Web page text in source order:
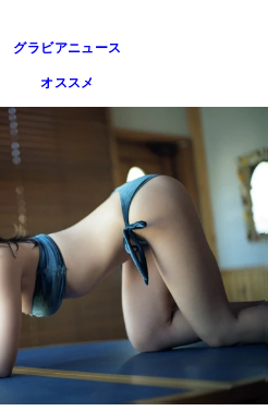
グラビアニュース
オススメ